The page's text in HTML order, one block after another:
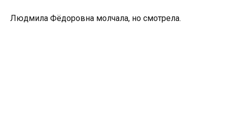
Людмила Фёдоровна молчала, но смотрела.